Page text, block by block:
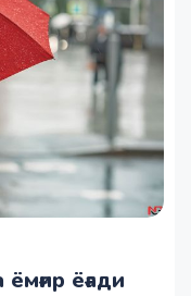
ёғади